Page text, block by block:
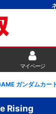
マイページ
ガンダムカー
Rising